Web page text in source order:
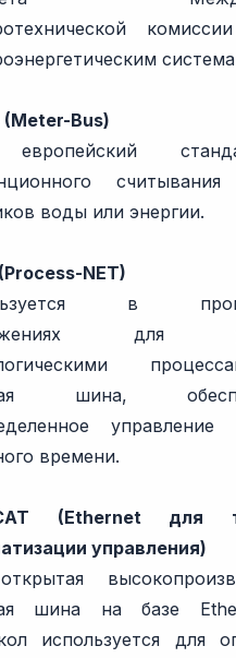
(Meter-Bus)
считывания
воды или энергии.
NET)
в
для
шина,
времени.
(Ethernet для
управления)
шина на базе
используется для